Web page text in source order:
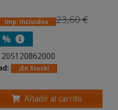
Imp. Incluidos
23,60 €
205120862000
¡En Stock!
Añadir al carrito